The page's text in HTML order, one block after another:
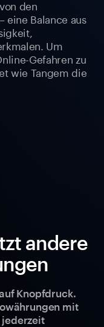
den
eine Balance aus
Um
Gefahren zu
wie Tangem die
andere
Knopfdruck.
mit